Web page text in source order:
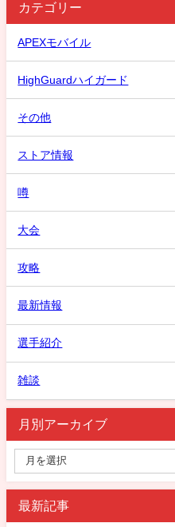
カテゴリー
APEXモバイル
HighGuardハイガード
その他
ストア情報
噂
大会
攻略
最新情報
選手紹介
雑談
月別アーカイブ
最新記事